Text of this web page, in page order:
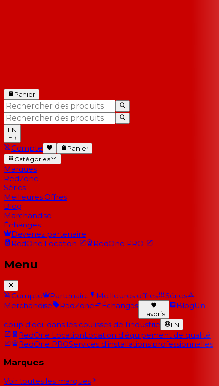
Panier
EN
FR
Compte
Panier
Catégories
Marques
RedZone
Séries
Meilleures Offres
Blog
Marchandise
Échanges
Devenez partenaire
RedOne Location RedOne PRO
Menu
Compte Partenaire Meilleures offres
Séries
Merchandise
RedZone Échanges
Favoris
BlogUn
coup d'oeil dans les coulisses de l'industrie EN
RedOne LocationLocation d'équipement de qualité
RedOne PROServices d'installations professionnelles
Marques
Voir toutes les marques